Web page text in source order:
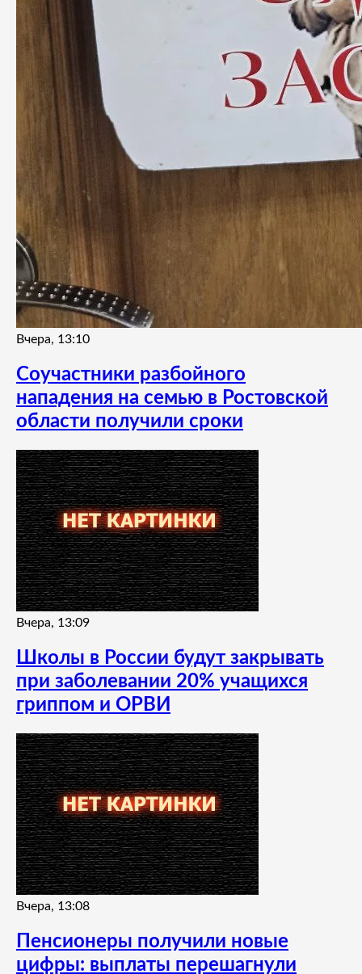
Вчера, 13:10
Соучастники разбойного
нападения на семью в Ростовской
области получили сроки
Вчера, 13:09
Школы в России будут закрывать
при заболевании 20% учащихся
гриппом и ОРВИ
Вчера, 13:08
Пенсионеры получили новые
цифры: выплаты перешагнули